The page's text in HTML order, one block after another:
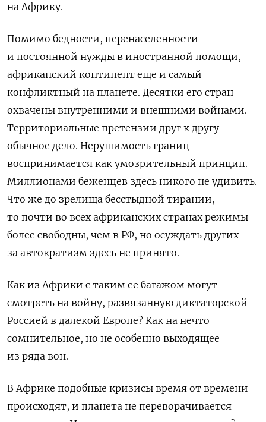
на Африку.
Помимо бедности, перенаселенности
и постоянной нужды в иностранной помощи,
африканский континент еще и самый
конфликтный на планете. Десятки его стран
охвачены внутренними и внешними войнами.
Территориальные претензии друг к другу —
обычное дело. Нерушимость границ
воспринимается как умозрительный принцип.
Миллионами беженцев здесь никого не удивить.
Что же до зрелища бесстыдной тирании,
то почти во всех африканских странах режимы
более свободны, чем в РФ, но осуждать других
за автократизм здесь не принято.
Как из Африки с таким ее багажом могут
смотреть на войну, развязанную диктаторской
Россией в далекой Европе? Как на нечто
сомнительное, но не особенно выходящее
из ряда вон.
В Африке подобные кризисы время от времени
происходят, и планета не переворачивается